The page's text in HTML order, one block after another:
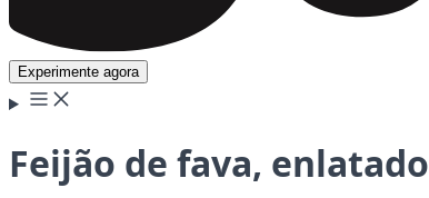
Experimente agora
Feijão de fava, enlatado